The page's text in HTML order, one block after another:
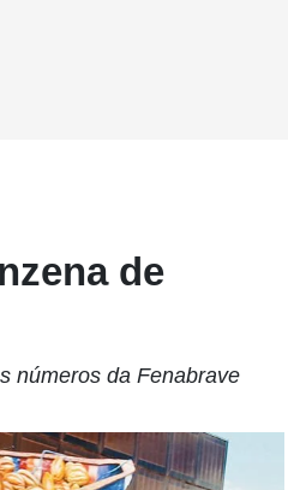
de
números da Fenabrave